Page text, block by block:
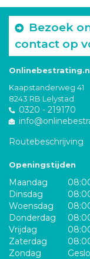
Bezoek
contact op
Kaapstanderweg 41
8243 RB Lelystad
0320 - 219170
Routebeschrijving
Openingstijden
Maandag
Dinsdag
Woensdag
Donderdag
Vrijdag
Zaterdag
Zondag